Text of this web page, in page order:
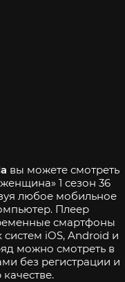
вы можете смотреть
1 сезон 36
любое мобильное
Плеер
смартфоны
iOS, Android и
можно смотреть в
без регистрации и